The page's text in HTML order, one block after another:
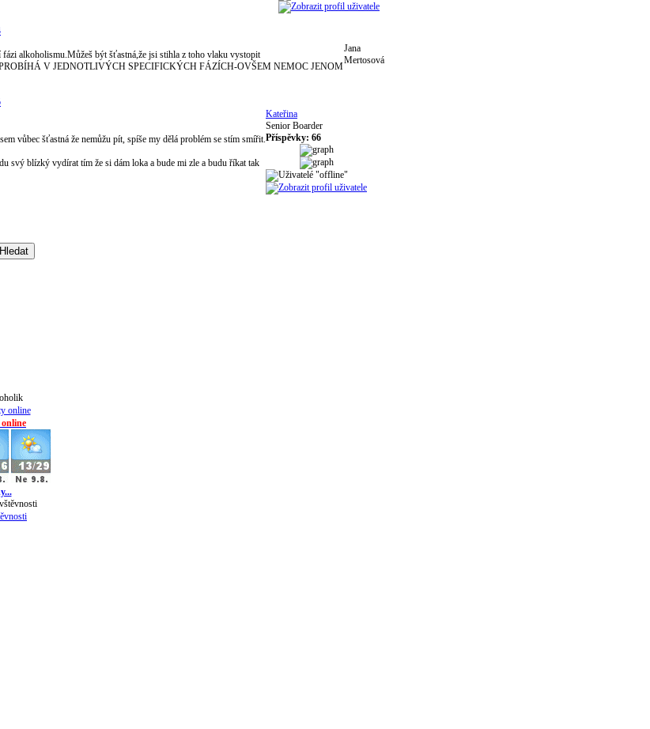
alkoholismu.Můžeš být šťastná,že jsi stihla z toho vlaku vystopit
V JEDNOTLIVÝCH SPECIFICKÝCH FÁZÍCH-OVŠEM NEMOC JENOM
Jana
Mertosová
vůbec šťastná že nemůžu pít, spíše my dělá problém se stím smířit.
svý blízký vydírat tím že si dám loka a bude mi zle a budu říkat tak
Kateřina
Senior Boarder
Příspěvky: 66
online